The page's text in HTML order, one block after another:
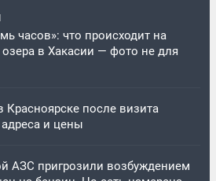
часов»: что происходит на
озера в Хакасии — фото не для
Красноярске после визита
и цены
АЗС пригрозили возбуждением